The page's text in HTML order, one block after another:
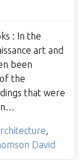
: In the
art and
been
the
that were
,
David